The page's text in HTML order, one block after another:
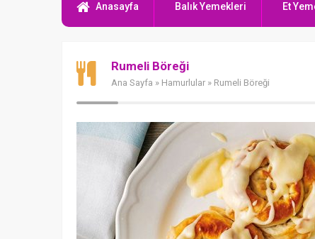
Anasayfa Balık Yemekleri Et
Rumeli Böreği
Ana Sayfa » Hamurlular » Rumeli Böreği